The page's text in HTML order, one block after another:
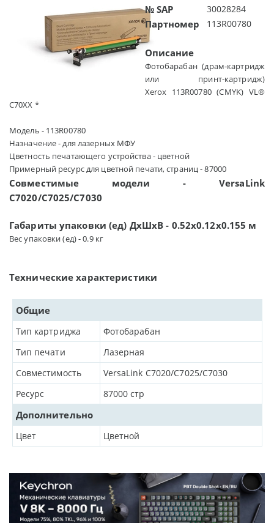
№ SAP 30028284
Партномер 113R00780
Описание
Фотобарабан (драм-картридж
или принт-картридж)
Xerox 113R00780 (CMYK) VL®
C70XX *
Модель - 113R00780
Назначение - для лазерных МФУ
Цветность печатающего устройства - цветной
Примерный ресурс для цветной печати, страниц - 87000
Совместимые модели - VersaLink
C7020/C7025/C7030
Габариты упаковки (ед) ДхШхВ - 0.52x0.12x0.155 м
Вес упаковки (ед) - 0.9 кг
Технические характеристики
Общие
Тип картриджа
Фотобарабан
Тип печати
Лазерная
Совместимость
VersaLink C7020/C7025/C7030
Ресурс
87000 стр
Дополнительно
Цвет Цветной